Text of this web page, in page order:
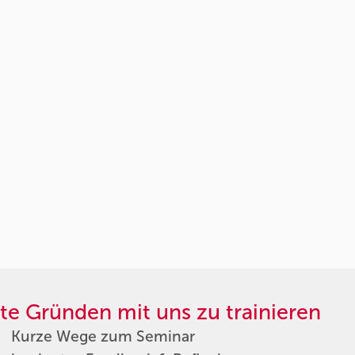
Gründen mit uns zu trainieren
Kurze Wege zum Seminar